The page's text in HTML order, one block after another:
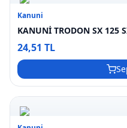
Kanuni
KANUNİ TRODON SX 125
24,51 TL